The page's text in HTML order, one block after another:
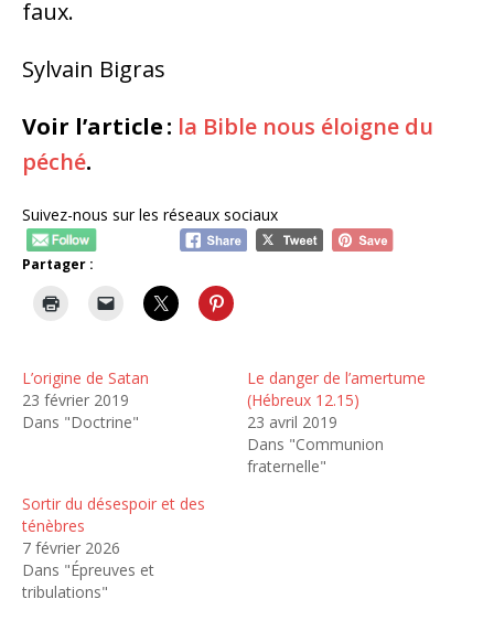
faux.
Sylvain Bigras
Voir l’article : la Bible nous éloigne du
péché.
Suivez-nous sur les réseaux sociaux
Partager :
L’origine de Satan
23 février 2019
Dans "Doctrine"
Le danger de l’amertume
(Hébreux 12.15)
23 avril 2019
Dans "Communion
fraternelle"
Sortir du désespoir et des
ténèbres
7 février 2026
Dans "Épreuves et
tribulations"